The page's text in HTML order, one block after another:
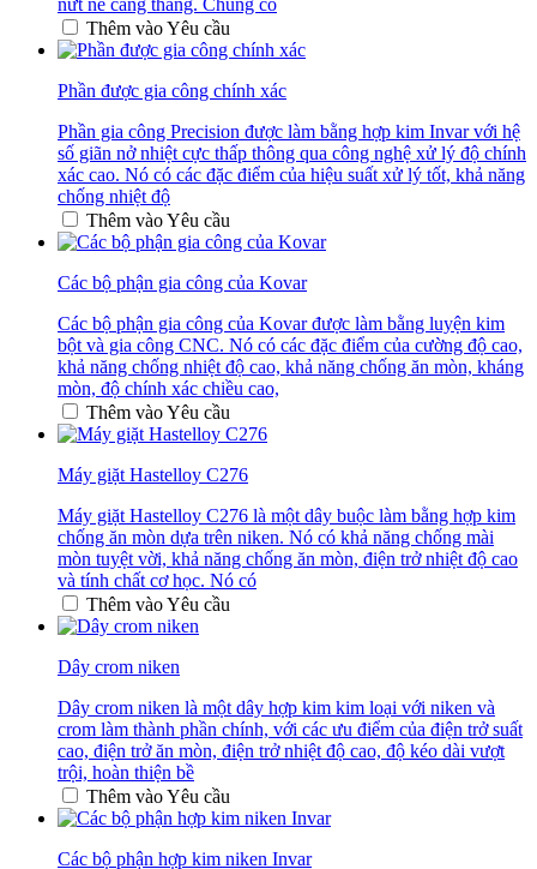
Thêm vào Yêu cầu
Phần được gia công chính xác
Phần gia công Precision được làm bằng hợp kim Invar với hệ
số giãn nở nhiệt cực thấp thông qua công nghệ xử lý độ chính
xác cao. Nó có các đặc điểm của hiệu suất xử lý tốt, khả năng
chống nhiệt độ
Thêm vào Yêu cầu
Các bộ phận gia công của Kovar
Các bộ phận gia công của Kovar được làm bằng luyện kim
bột và gia công CNC. Nó có các đặc điểm của cường độ cao,
khả năng chống nhiệt độ cao, khả năng chống ăn mòn, kháng
mòn, độ chính xác chiều cao,
Thêm vào Yêu cầu
Máy giặt Hastelloy C276
Máy giặt Hastelloy C276 là một dây buộc làm bằng hợp kim
chống ăn mòn dựa trên niken. Nó có khả năng chống mài
mòn tuyệt vời, khả năng chống ăn mòn, điện trở nhiệt độ cao
và tính chất cơ học. Nó có
Thêm vào Yêu cầu
Dây crom niken
Dây crom niken là một dây hợp kim kim loại với niken và
crom làm thành phần chính, với các ưu điểm của điện trở suất
cao, điện trở ăn mòn, điện trở nhiệt độ cao, độ kéo dài vượt
trội, hoàn thiện bề
Thêm vào Yêu cầu
Các bộ phận hợp kim niken Invar